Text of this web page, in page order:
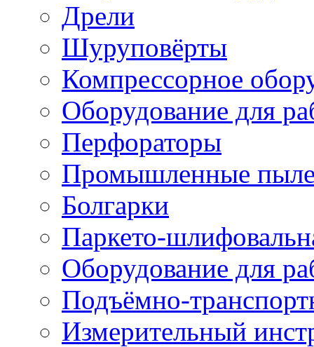
Дрели
Шуруповёрты
Компрессорное
Оборудование для
Перфораторы
Промышленные
Болгарки
Паркето-
Оборудование для
Подъёмно-
Измерительный